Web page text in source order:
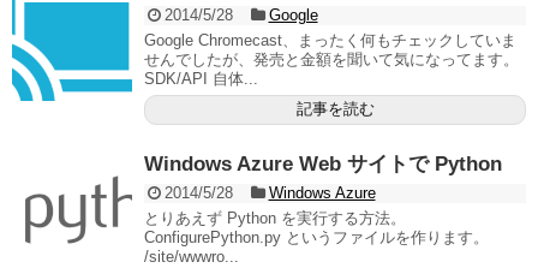
2014/5/28
Google
Google Chromecast、まったく何もチェックしていま
せんでしたが、発売と金額を聞いて気になってます。
SDK/API 自体...
記事を読む
Windows Azure Web サイトで Python
2014/5/28
Windows Azure
とりあえず Python を実行する方法。
ConfigurePython.py というファイルを作ります。
/site/wwwro...